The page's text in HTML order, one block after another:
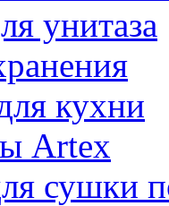
унитаза
кухни
Artex
сушки